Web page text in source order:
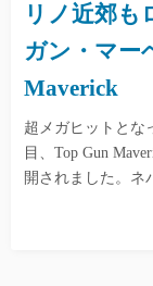
リノ近郊も
ガン・マー
Maverick
超メガヒットとな
目、Top Gun
開されました。ネ